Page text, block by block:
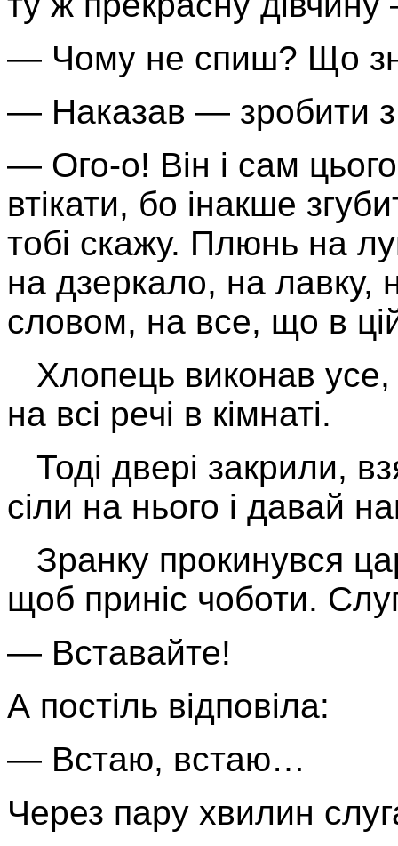
— Чому не спиш? Що
— Наказав — зробити з
— Ого-о! Він і сам
втікати, бо інакше
тобі скажу. Плюнь на
на дзеркало, на лавку,
словом, на все, що в цій
Хлопець виконав усе,
на всі речі в кімнаті.
Тоді двері закрили,
сіли на нього і давай
Зранку прокинувся
щоб приніс чоботи.
— Вставайте!
А постіль відповіла:
— Встаю, встаю…
Через пару хвилин